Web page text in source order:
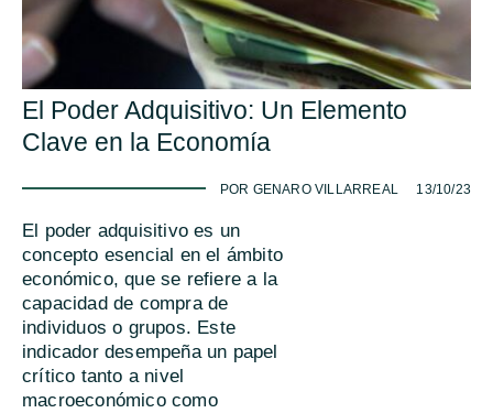
El Poder Adquisitivo: Un Elemento
Clave en la Economía
- POR GENARO VILLARREAL 13/10/23
El poder adquisitivo es un
concepto esencial en el ámbito
económico, que se refiere a la
capacidad de compra de
individuos o grupos. Este
indicador desempeña un papel
crítico tanto a nivel
macroeconómico como